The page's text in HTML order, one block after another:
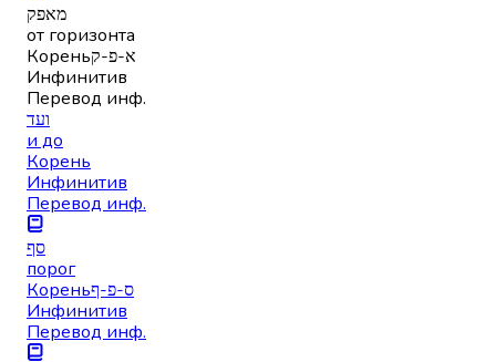
מאפק
от горизонта
Кореньא-פ-ק
Инфинитив
Перевод инф.
ועד
и до
Корень
Инфинитив
Перевод инф.
סף
порог
Кореньס-פ-ף
Инфинитив
Перевод инф.